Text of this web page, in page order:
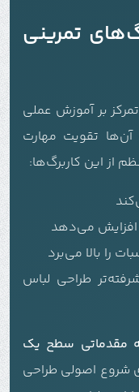
تمرینی
بر آموزش عملی
تقویت مهارت
از این کاربرگ‌ها:
افزایش می‌دهد
را بالا می‌برد
طراحی لباس
مقدماتی سطح یک
شروع اصولی طراحی